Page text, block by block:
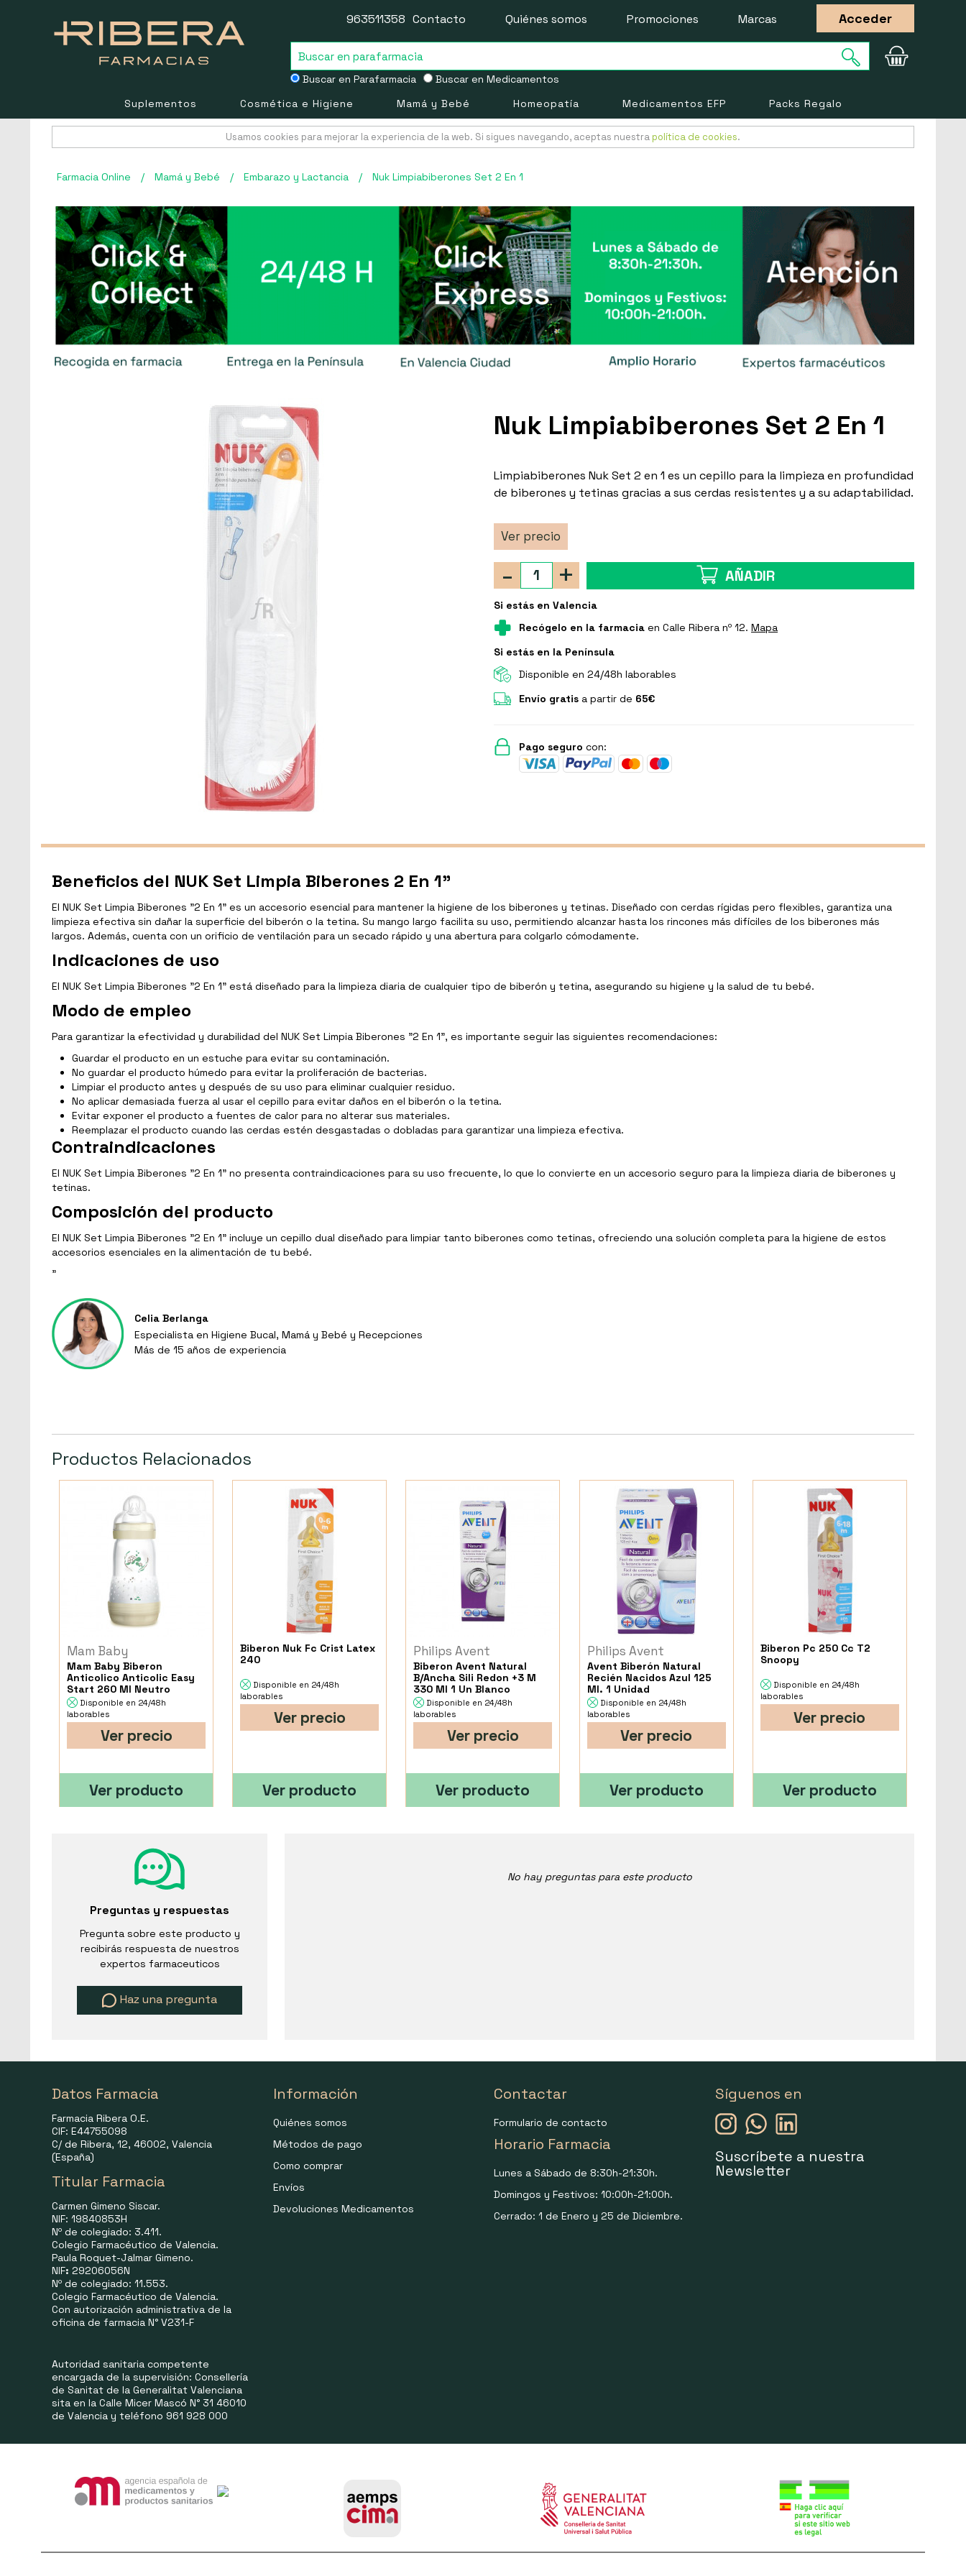
Buscar en Parafarmacia Buscar en Medicamentos
963511358 Contacto Quiénes somos Promociones Marcas Acceder
Suplementos Cosmética e Higiene Mamá y Bebé Homeopatía Medicamentos EFP Packs Regalo
Usamos cookies para mejorar la experiencia de la web. Si sigues navegando, aceptas nuestra política de cookies.
Farmacia Online / Mamá y Bebé / Embarazo y Lactancia / Nuk Limpiabiberones Set 2 En 1
Nuk Limpiabiberones Set 2 En 1
Limpiabiberones Nuk Set 2 en 1 es un cepillo para la limpieza en profundidad
de biberones y tetinas gracias a sus cerdas resistentes y a su adaptabilidad.
Ver precio
+
- AÑADIR
Si estás en Valencia
Recógelo en la farmacia en Calle Ribera nº 12. Mapa
Si estás en la Península
Disponible en 24/48h laborables
Envío gratis a partir de 65€
Pago seguro con:
Beneficios del NUK Set Limpia Biberones 2 En 1"
El NUK Set Limpia Biberones "2 En 1" es un accesorio esencial para mantener la higiene de los biberones y tetinas. Diseñado con cerdas rígidas pero flexibles, garantiza una
limpieza efectiva sin dañar la superficie del biberón o la tetina. Su mango largo facilita su uso, permitiendo alcanzar hasta los rincones más difíciles de los biberones más
largos. Además, cuenta con un orificio de ventilación para un secado rápido y una abertura para colgarlo cómodamente.
Indicaciones de uso
El NUK Set Limpia Biberones "2 En 1" está diseñado para la limpieza diaria de cualquier tipo de biberón y tetina, asegurando su higiene y la salud de tu bebé.
Modo de empleo
Para garantizar la efectividad y durabilidad del NUK Set Limpia Biberones "2 En 1", es importante seguir las siguientes recomendaciones:
Guardar el producto en un estuche para evitar su contaminación.
No guardar el producto húmedo para evitar la proliferación de bacterias.
Limpiar el producto antes y después de su uso para eliminar cualquier residuo.
No aplicar demasiada fuerza al usar el cepillo para evitar daños en el biberón o la tetina.
Evitar exponer el producto a fuentes de calor para no alterar sus materiales.
Reemplazar el producto cuando las cerdas estén desgastadas o dobladas para garantizar una limpieza efectiva.
Contraindicaciones
El NUK Set Limpia Biberones "2 En 1" no presenta contraindicaciones para su uso frecuente, lo que lo convierte en un accesorio seguro para la limpieza diaria de biberones y
tetinas.
Composición del producto
El NUK Set Limpia Biberones "2 En 1" incluye un cepillo dual diseñado para limpiar tanto biberones como tetinas, ofreciendo una solución completa para la higiene de estos
accesorios esenciales en la alimentación de tu bebé.
"
Celia Berlanga
Especialista en Higiene Bucal, Mamá y Bebé y Recepciones
Más de 15 años de experiencia
Productos Relacionados
Mam Baby
Mam Baby Biberon
Anticolico Anticolic Easy
Start 260 Ml Neutro
Disponible en 24/48h
laborables
Ver precio
Ver producto
Biberon Nuk Fc Crist Latex
240
Disponible en 24/48h
laborables
Ver precio
Ver producto
Philips Avent
Biberon Avent Natural
B/Ancha Sili Redon +3 M
330 Ml 1 Un Blanco
Disponible en 24/48h
laborables
Ver precio
Ver producto
Philips Avent
Avent Biberón Natural
Recién Nacidos Azul 125
Ml. 1 Unidad
Disponible en 24/48h
laborables
Ver precio
Ver producto
Biberon Pc 250 Cc T2
Snoopy
Disponible en 24/48h
laborables
Ver precio
Ver producto
Preguntas y respuestas
Pregunta sobre este producto y
recibirás respuesta de nuestros
expertos farmaceuticos
Haz una pregunta
No hay preguntas para este producto
Datos Farmacia
Farmacia Ribera O.E.
CIF: E44755098
C/ de Ribera, 12, 46002, Valencia
(España)
Titular Farmacia
Carmen Gimeno Siscar.
NIF: 19840853H
Nº de colegiado: 3.411.
Colegio Farmacéutico de Valencia.
Paula Roquet-Jalmar Gimeno.
NIF: 29206056N
Nº de colegiado: 11.553.
Colegio Farmacéutico de Valencia.
Con autorización administrativa de la
oficina de farmacia N° V231-F
Autoridad sanitaria competente
encargada de la supervisión: Consellería
de Sanitat de la Generalitat Valenciana
sita en la Calle Micer Mascó N° 31 46010
de Valencia y teléfono 961 928 000
Información
Quiénes somos
Métodos de pago
Como comprar
Envíos
Devoluciones Medicamentos
Contactar
Formulario de contacto
Horario Farmacia
Lunes a Sábado de 8:30h-21:30h.
Domingos y Festivos: 10:00h-21:00h.
Cerrado: 1 de Enero y 25 de Diciembre.
Síguenos en
Suscríbete a nuestra
Newsletter